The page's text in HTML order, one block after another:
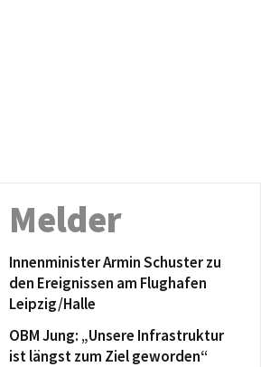
Melder
Innenminister Armin Schuster zu
den Ereignissen am Flughafen
Leipzig/Halle
OBM Jung: „Unsere Infrastruktur
ist längst zum Ziel geworden“